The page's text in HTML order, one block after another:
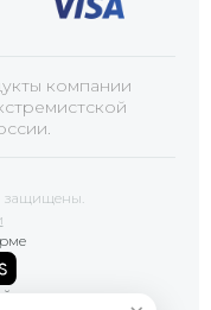
компании
защищены.